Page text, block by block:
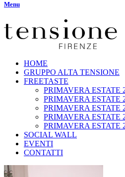
Menu
HOME
GRUPPO ALTA TENSIONE
FREETASTE
PRIMAVERA ESTATE
PRIMAVERA ESTATE
PRIMAVERA ESTATE
PRIMAVERA ESTATE
PRIMAVERA ESTATE
SOCIAL WALL
EVENTI
CONTATTI